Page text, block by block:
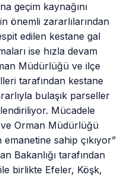
geçim kaynağını
önemli zararlılarından
edilen kestane gal
ise hızla devam
Müdürlüğü ve ilçe
tarafından kestane
bulaşık parseller
Mücadele
ve Orman Müdürlüğü
emanetine sahip çıkıyor”
Bakanlığı tarafından
birlikte Efeler, Köşk,